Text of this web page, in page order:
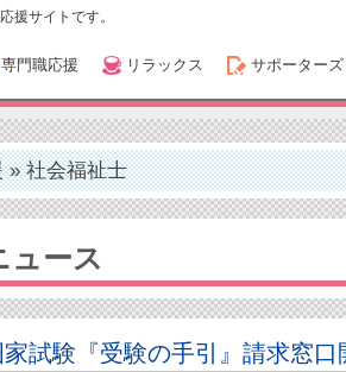
援サイトです。
専門職応援 リラックス サポーターズ
»社会福祉士
ュース
試験『受験の手引』請求窓口